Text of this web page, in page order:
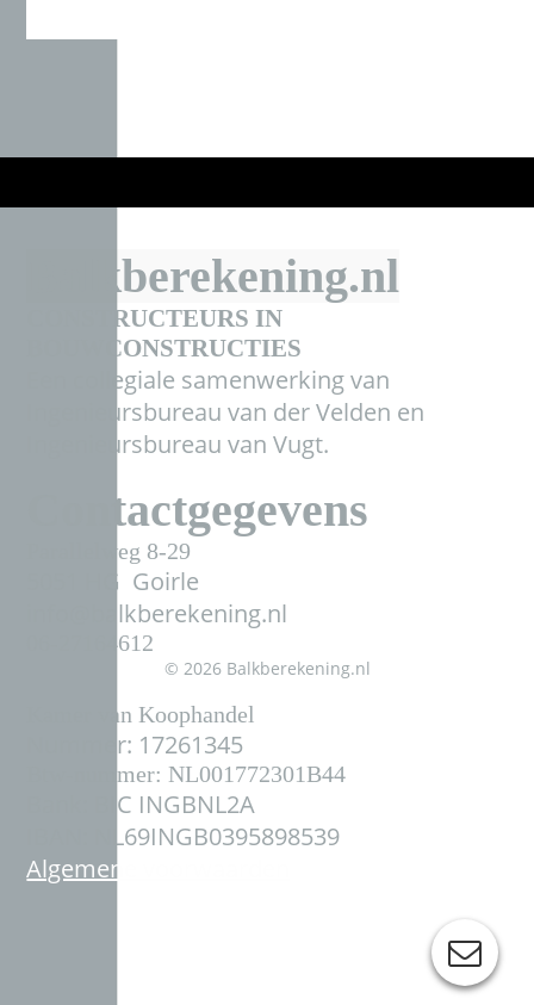
Balkberekening.nl
CONSTRUCTEURS IN
BOUWCONSTRUCTIES
Een collegiale samenwerking van
Ingenieursbureau van der Velden en
Ingenieursbureau van Vugt.
Contactgegevens
Parallelweg 8-29
5051 HG Goirle
info@balkberekening.nl
06-27164612
© 2026 Balkberekening.nl
Kamer van Koophandel
Nummer: 17261345
Btw-nummer: NL001772301B44
Bank: BIC INGBNL2A
IBAN: NL69INGB0395898539
Algemene voorwaarden